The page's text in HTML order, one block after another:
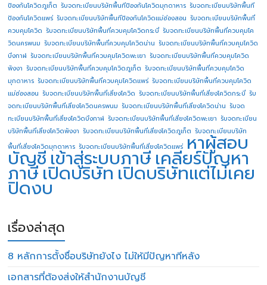
ป้องกันโควิดภูเก็ต รับจดทะเบียนบริษัทพื้นทีป้องกันโควิดมุกดาหาร รับจดทะเบียนบริษัทพื้นที
ป้องกันโควิดแพร่ รับจดทะเบียนบริษัทพื้นทีป้องกันโควิดแม่ฮ่องสอน รับจดทะเบียนบริษัทพื้นที่
ควบคุมโควิด รับจดทะเบียนบริษัทพื้นที่ควบคุมโควิดกระบี่ รับจดทะเบียนบริษัทพื้นที่ควบคุมโค
วิดนครพนม รับจดทะเบียนบริษัทพื้นที่ควบคุมโควิดน่าน รับจดทะเบียนบริษัทพื้นที่ควบคุมโควิด
บึงกาฬ รับจดทะเบียนบริษัทพื้นที่ควบคุมโควิดพะเยา รับจดทะเบียนบริษัทพื้นที่ควบคุมโควิด
พังงา รับจดทะเบียนบริษัทพื้นที่ควบคุมโควิดภูเก็ต รับจดทะเบียนบริษัทพื้นที่ควบคุมโควิด
มุกดาหาร รับจดทะเบียนบริษัทพื้นที่ควบคุมโควิดแพร่ รับจดทะเบียนบริษัทพื้นที่ควบคุมโควิด
แม่ฮ่องสอน รับจดทะเบียนบริษัทพื้นที่เสี่ยงโควิด รับจดทะเบียนบริษัทพื้นที่เสี่ยงโควิดกระบี่ รับ
จดทะเบียนบริษัทพื้นที่เสี่ยงโควิดนครพนม รับจดทะเบียนบริษัทพื้นที่เสี่ยงโควิดน่าน รับจด
ทะเบียนบริษัทพื้นที่เสี่ยงโควิดบึงกาฬ รับจดทะเบียนบริษัทพื้นที่เสี่ยงโควิดพะเยา รับจดทะเบียน
บริษัทพื้นที่เสี่ยงโควิดพังงา รับจดทะเบียนบริษัทพื้นที่เสี่ยงโควิดภูเก็ต รับจดทะเบียนบริษัท
พื้นที่เสี่ยงโควิดมุกดาหาร รับจดทะเบียนบริษัทพื้นที่เสี่ยงโควิดแพร่ หาผู้สอบ
บัญชี เข้าสู่ระบบภาษี เคลียร์ปัญหา
ภาษีเปิดบริษัทเปิดบริษัทแต่ไม่เคย
ปิดงบ
เรื่องล่าสุด
8 หลักการตั้งชื่อบริษัทยังไง ไม่ให้มีปัญหาทีหลัง
เอกสารที่ต้องส่งให้สำนักงานบัญชี